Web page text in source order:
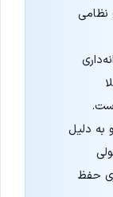
نظامی
به دلیل
حفظ